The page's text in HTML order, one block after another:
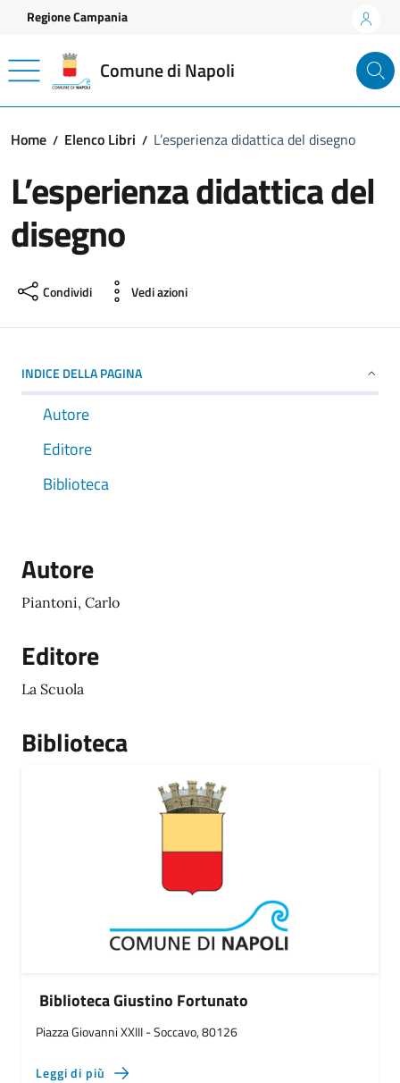
Vai ai contenuti
Vai al footer
Regione Campania
Comune di Napoli
Home Elenco Libri L’esperienza didattica del disegno
L’esperienza didattica del
disegno
Condividi Vedi azioni
INDICE DELLA PAGINA
Autore
Editore
Biblioteca
Autore
Piantoni, Carlo
Editore
La Scuola
Biblioteca
Biblioteca Giustino Fortunato
Piazza Giovanni XXIII - Soccavo, 80126
Leggi di più